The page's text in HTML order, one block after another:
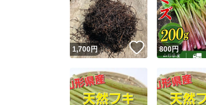
1,700円 いいね！
800円